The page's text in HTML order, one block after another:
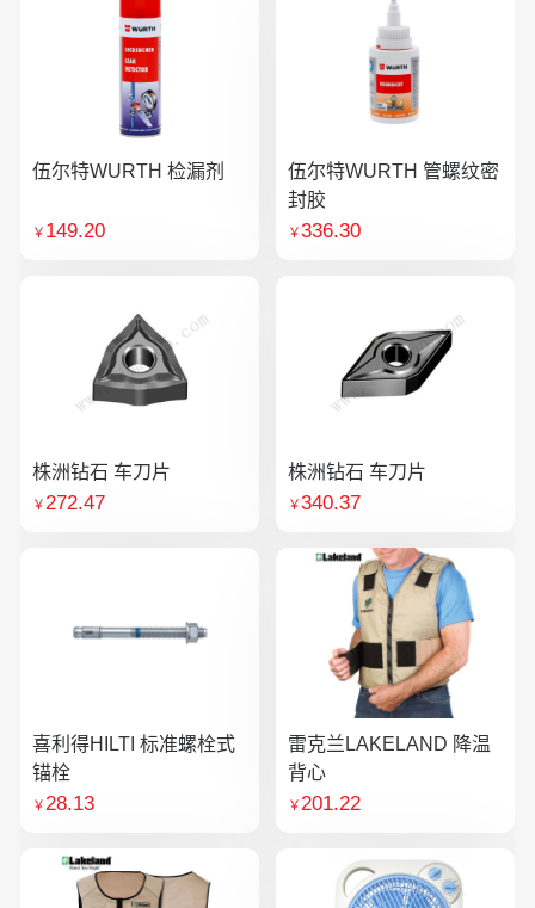
伍尔特WURTH 检漏剂
￥ 149.20
伍尔特WURTH 管螺纹密
封胶
￥336.30
株洲钻石 车刀片
￥272.47
株洲钻石 车刀片
￥340.37
喜利得HILTI 标准螺栓式
锚栓
￥28.13
雷克兰LAKELAND 降温
背心
￥201.22